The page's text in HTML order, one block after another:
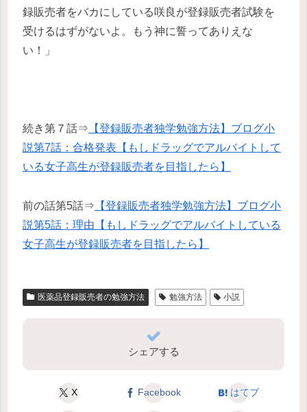
録販売者をバカにしている咲良が登録販売者試験を
受けるはずがないよ。もう神に誓ってありえな
い！」
続き第７話⇒ 【登録販売者独学勉強方法】ブログ小
説第7話：合格発表【もしドラッグでアルバイトして
いる女子高生が登録販売者を目指したら】
前の話第5話⇒ 【登録販売者独学勉強方法】ブログ小
説第5話：理由【もしドラッグでアルバイトしている
女子高生が登録販売者を目指したら】
医薬品登録販売者の勉強方法 勉強方法 小説
シェアする
X Facebook はてブ